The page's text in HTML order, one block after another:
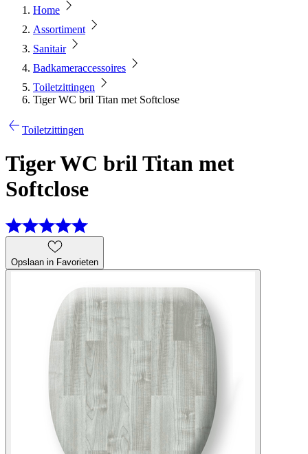
Home
Assortiment
Sanitair
Badkameraccessoires
Toiletzittingen
Tiger WC bril Titan met Softclose
Toiletzittingen
Tiger WC bril Titan met
Softclose
Opslaan in Favorieten